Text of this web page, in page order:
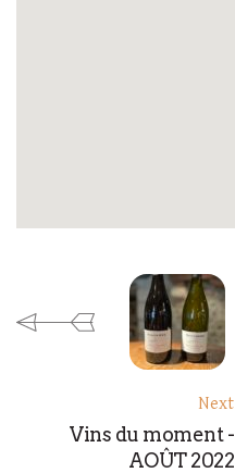
Next
Vins du moment -
AOÛT 2022